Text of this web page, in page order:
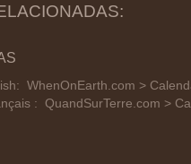
WhenOnEarth.com >
: QuandSurTerre.com >